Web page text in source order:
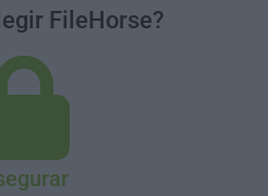
FileHorse?